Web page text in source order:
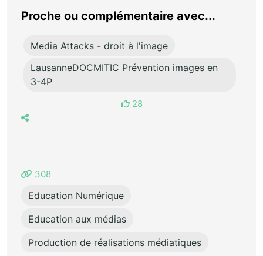
Proche ou complémentaire avec...
Media Attacks - droit à l'image
LausanneDOCMITIC Prévention images en
3-4P
28
308
Education Numérique
Education aux médias
Production de réalisations médiatiques